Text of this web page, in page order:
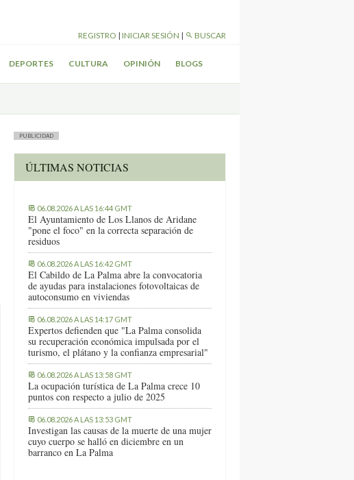
REGISTRO | INICIAR SESIÓN | BUSCAR
DEPORTES CULTURA OPINIÓN BLOGS
PUBLICIDAD
ÚLTIMAS NOTICIAS
06.08.2026 A LAS 16:44 GMT
El Ayuntamiento de Los Llanos de Aridane
"pone el foco" en la correcta separación de
residuos
06.08.2026 A LAS 16:42 GMT
El Cabildo de La Palma abre la convocatoria
de ayudas para instalaciones fotovoltaicas de
autoconsumo en viviendas
06.08.2026 A LAS 14:17 GMT
Expertos defienden que "La Palma consolida
su recuperación económica impulsada por el
turismo, el plátano y la confianza empresarial"
06.08.2026 A LAS 13:58 GMT
La ocupación turística de La Palma crece 10
puntos con respecto a julio de 2025
06.08.2026 A LAS 13:53 GMT
Investigan las causas de la muerte de una mujer
cuyo cuerpo se halló en diciembre en un
barranco en La Palma